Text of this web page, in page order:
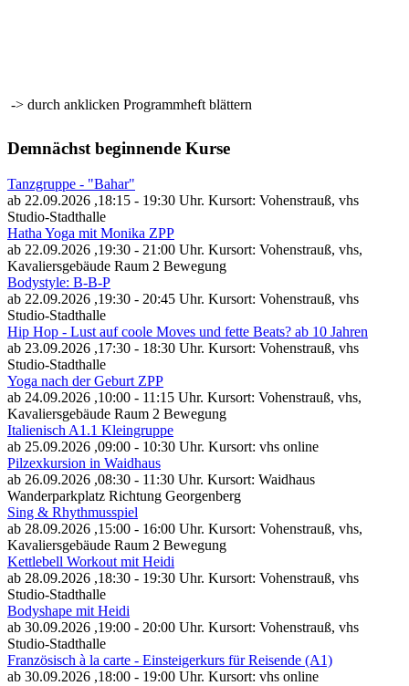
-> durch anklicken Programmheft blättern
Demnächst beginnende Kurse
Tanzgruppe - "Bahar"
ab 22.09.2026 ,18:15 - 19:30 Uhr. Kursort: Vohenstrauß, vhs
Studio-Stadthalle
Hatha Yoga mit Monika ZPP
ab 22.09.2026 ,19:30 - 21:00 Uhr. Kursort: Vohenstrauß, vhs,
Kavaliersgebäude Raum 2 Bewegung
Bodystyle: B-B-P
ab 22.09.2026 ,19:30 - 20:45 Uhr. Kursort: Vohenstrauß, vhs
Studio-Stadthalle
Hip Hop - Lust auf coole Moves und fette Beats? ab 10 Jahren
ab 23.09.2026 ,17:30 - 18:30 Uhr. Kursort: Vohenstrauß, vhs
Studio-Stadthalle
Yoga nach der Geburt ZPP
ab 24.09.2026 ,10:00 - 11:15 Uhr. Kursort: Vohenstrauß, vhs,
Kavaliersgebäude Raum 2 Bewegung
Italienisch A1.1 Kleingruppe
ab 25.09.2026 ,09:00 - 10:30 Uhr. Kursort: vhs online
Pilzexkursion in Waidhaus
ab 26.09.2026 ,08:30 - 11:30 Uhr. Kursort: Waidhaus
Wanderparkplatz Richtung Georgenberg
Sing & Rhythmusspiel
ab 28.09.2026 ,15:00 - 16:00 Uhr. Kursort: Vohenstrauß, vhs,
Kavaliersgebäude Raum 2 Bewegung
Kettlebell Workout mit Heidi
ab 28.09.2026 ,18:30 - 19:30 Uhr. Kursort: Vohenstrauß, vhs
Studio-Stadthalle
Bodyshape mit Heidi
ab 30.09.2026 ,19:00 - 20:00 Uhr. Kursort: Vohenstrauß, vhs
Studio-Stadthalle
Französisch à la carte - Einsteigerkurs für Reisende (A1)
ab 30.09.2026 ,18:00 - 19:00 Uhr. Kursort: vhs online